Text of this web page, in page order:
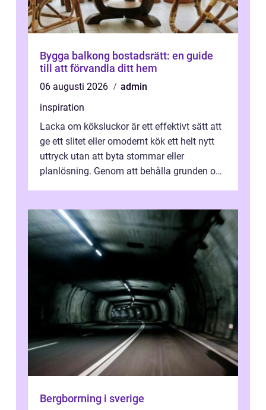
Bygga balkong bostadsrätt: en guide
till att förvandla ditt hem
06 augusti 2026
admin
inspiration
Lacka om köksluckor är ett effektivt sätt att
ge ett slitet eller omodernt kök ett helt nytt
uttryck utan att byta stommar eller
planlösning. Genom att behålla grunden och
Bergborrning i sverige